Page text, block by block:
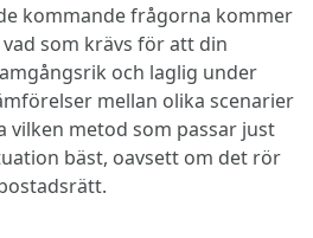
kommande frågorna kommer
som krävs för att din
och laglig under
mellan olika scenarier
vilken metod som passar just
bäst, oavsett om det rör